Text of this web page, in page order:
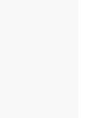
으로 보는 프랑스 혁
집필해 호평을 받